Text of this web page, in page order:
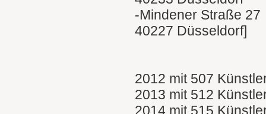
-Mindener Straße 27
40227 Düsseldorf]
2012 mit 507
2013 mit 512
2014 mit 515